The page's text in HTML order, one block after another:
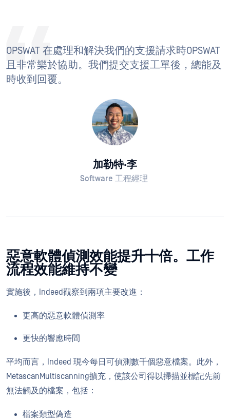
OPSWAT 在處理和解決我們的支援請求時OPSWAT
且非常樂於協助。我們提交支援工單後，總能及
時收到回覆。
加勒特·李
Software 工程經理
惡意軟體偵測效能提升十倍。工作
流程效能維持不變
實施後，Indeed觀察到兩項主要改進：
更高的惡意軟體偵測率
更快的響應時間
平均而言，Indeed 現今每日可偵測數千個惡意檔案。此外，
MetascanMultiscanning擴充，使該公司得以掃描並標記先前
無法觸及的檔案，包括：
檔案類型偽造